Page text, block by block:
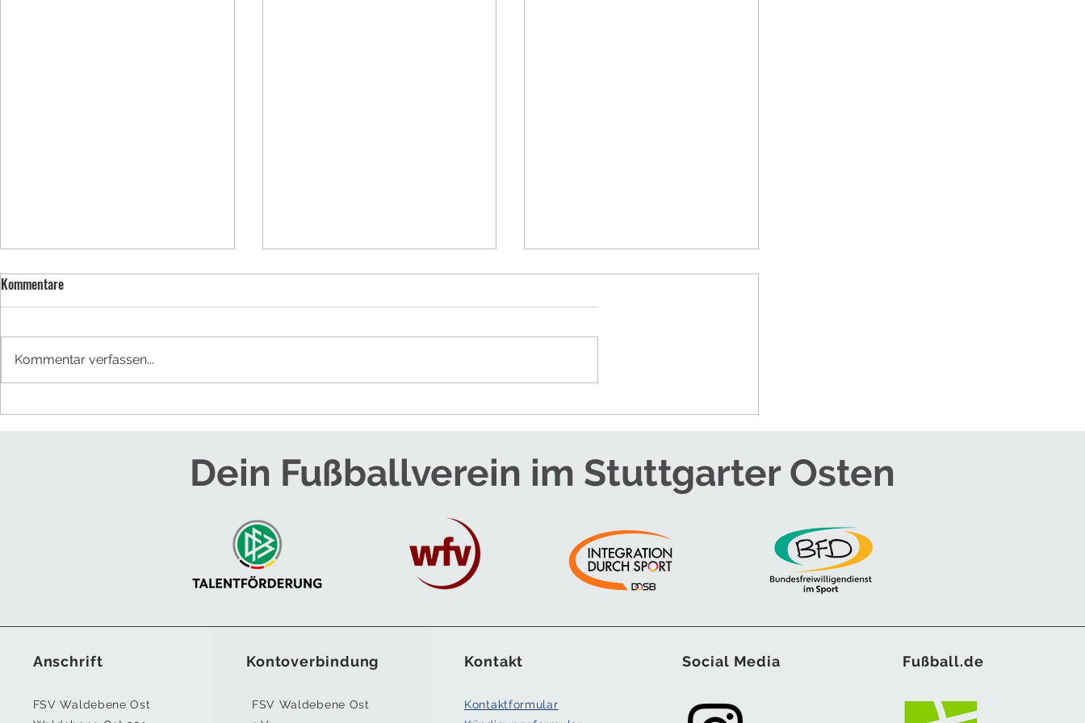
BUFDI werden
NEUES TRAINERTEAM FÜR DIE
HERREN
SOMMERCAMPS - JETZT
ANMELDEN!
Kommentare
Kommentar verfassen...
Dein Fußballverein im Stuttgarter Osten
Anschrift
FSV Waldebene Ost
Kontoverbindung
FSV Waldebene Ost
Kontakt
Kontaktformular
Social Media Fußball.de